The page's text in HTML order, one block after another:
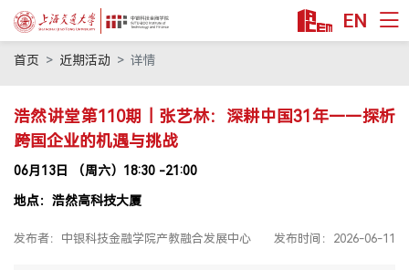
技术转移硕士MTT
科技金融MBA
金融硕士MF
金融本科双学位
公益项目
EN
首页 近期活动 详情
浩然讲堂第110期｜张艺林：深耕中国31年——探析
跨国企业的机遇与挑战
06月13日 （周六）18:30 -21:00
地点：浩然高科技大厦
发布者：中银科技金融学院产教融合发展中心 发布时间：2026-06-11